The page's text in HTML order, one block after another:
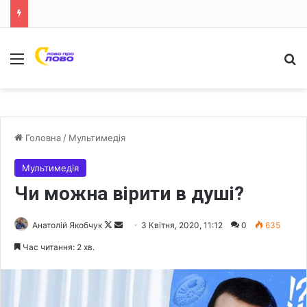
Меню
Головна / Мультимедія
Мультимедія
Чи можна вірити в душі?
Анатолій Якобчук
F
3 Квітня, 2020, 11:12 0 635
Час читання: 2 хв.